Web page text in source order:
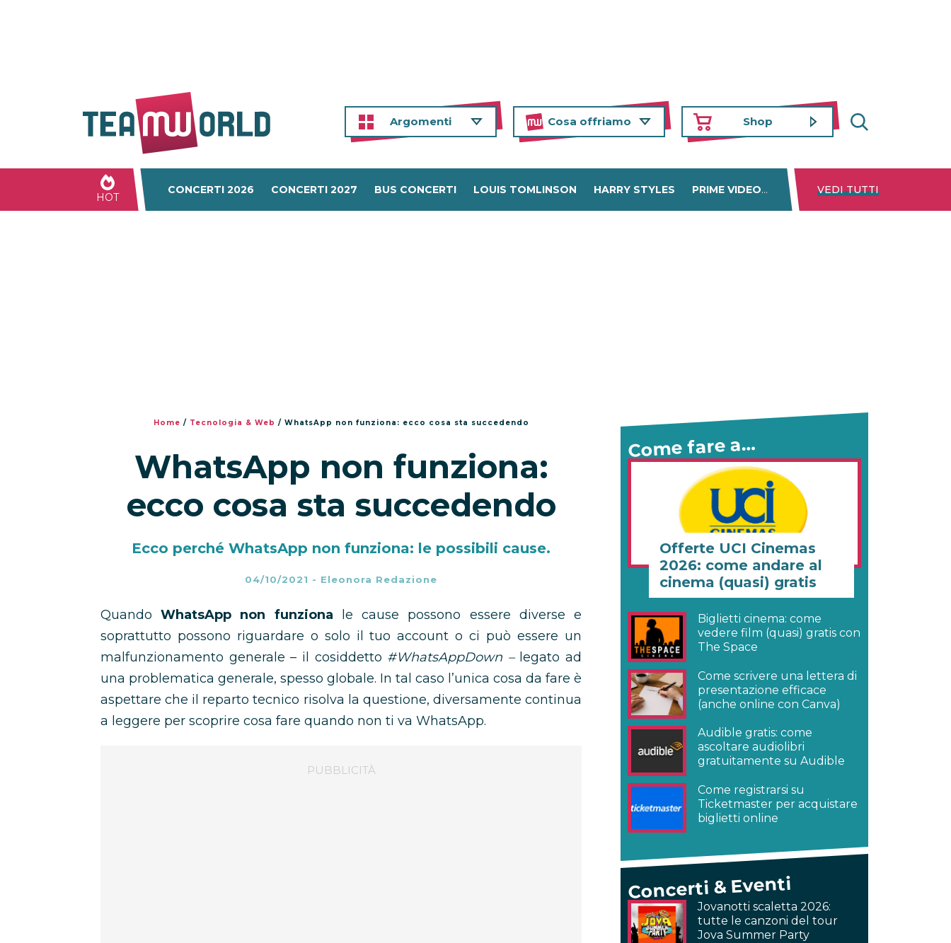
Argomenti Cosa offriamo Shop
HOT
CONCERTI 2026 CONCERTI 2027 BUS CONCERTI LOUIS TOMLINSON HARRY STYLES PRIME VIDEO DISNEY+ NETFLIX
VEDI TUTTI
Home / Tecnologia & Web / WhatsApp non funziona: ecco cosa sta succedendo
WhatsApp non funziona:
ecco cosa sta succedendo
Ecco perché WhatsApp non funziona: le possibili cause.
04/10/2021 - Eleonora Redazione
QuandoWhatsApp non funziona le cause possono essere diverse e
soprattutto possono riguardare o solo il tuo account o ci può essere un
malfunzionamento generale – il cosiddetto #WhatsAppDown – legato ad
una problematica generale, spesso globale. In tal caso l’unica cosa da fare è
aspettare che il reparto tecnico risolva la questione, diversamente continua
a leggere per scoprire cosa fare quando non ti va WhatsApp.
Come fare a…
Offerte UCI Cinemas
2026: come andare al
cinema (quasi) gratis
Biglietti cinema: come
vedere film (quasi) gratis con
The Space
Come scrivere una lettera di
presentazione efficace
(anche online con Canva)
Audible gratis: come
ascoltare audiolibri
gratuitamente su Audible
Come registrarsi su
Ticketmaster per acquistare
biglietti online
Concerti & Eventi
Jovanotti scaletta 2026:
tutte le canzoni del tour
Jova Summer Party